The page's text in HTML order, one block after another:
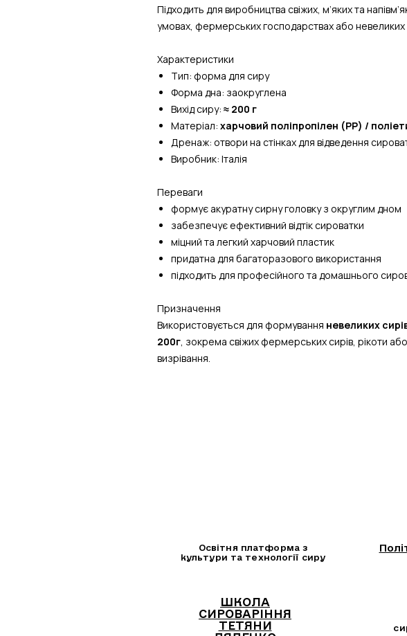
Підходить для виробництва свіжих, м’яких та
умовах, фермерських господарствах або невеликих
Характеристики
Тип: форма для сиру
Форма дна: заокруглена
Вихід сиру: ≈ 200 г
Матеріал: харчовий поліпропілен (PP) /
Дренаж: отвори на стінках для відведення
Виробник: Італія
Переваги
формує акуратну сирну головку з округлим дном
забезпечує ефективний відтік сироватки
міцний та легкий харчовий пластик
придатна для багаторазового використання
підходить для професійного та домашнього
Призначення
Використовується для формування невеликих
200г, зокрема свіжих фермерських сирів, рікоти
визрівання.
Освітня платформа з
культури та технології сиру
ШКОЛА
СИРОВАРІННЯ
ТЕТЯНИ